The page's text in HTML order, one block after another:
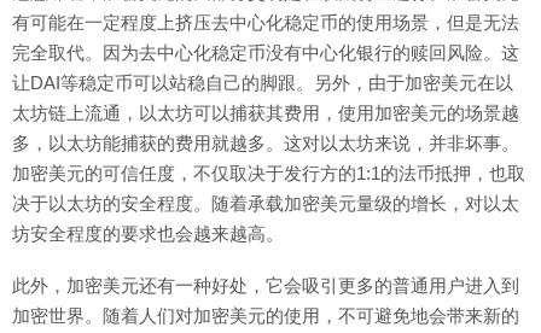
有可能在一定程度上挤压去中心化稳定币的使用场景，但是无法
完全取代。因为去中心化稳定币没有中心化银行的赎回风险。这
让DAI等稳定币可以站稳自己的脚跟。另外，由于加密美元在以
太坊链上流通，以太坊可以捕获其费用，使用加密美元的场景越
多，以太坊能捕获的费用就越多。这对以太坊来说，并非坏事。
加密美元的可信任度，不仅取决于发行方的1:1的法币抵押，也取
决于以太坊的安全程度。随着承载加密美元量级的增长，对以太
坊安全程度的要求也会越来越高。
此外，加密美元还有一种好处，它会吸引更多的普通用户进入到
加密世界。随着人们对加密美元的使用，不可避免地会带来新的